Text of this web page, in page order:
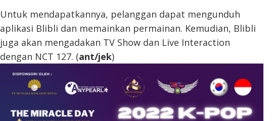
Untuk mendapatkannya, pelanggan dapat mengunduh
aplikasi Blibli dan memainkan permainan. Kemudian, Blibli
juga akan mengadakan TV Show dan Live Interaction
dengan NCT 127. (ant/jek)